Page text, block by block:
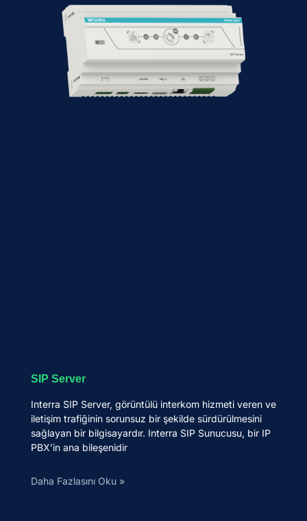
SIP Server
Interra SIP Server, görüntülü interkom hizmeti veren ve
iletişim trafiğinin sorunsuz bir şekilde sürdürülmesini
sağlayan bir bilgisayardır. Interra SIP Sunucusu, bir IP
PBX’in ana bileşenidir
Daha Fazlasını Oku »